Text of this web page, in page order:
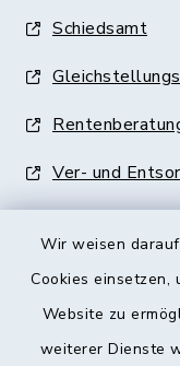
Wir weisen
Cookies einsetzen,
Website zu
weiterer Dienste
Schiedsamt
Ver- und